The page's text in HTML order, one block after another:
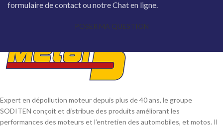
formulaire de contact ou notre Chat en ligne.
POSER MA QUESTION
Expert en dépollution moteur depuis plus de 40 ans, le groupe
SODITEN conçoit et distribue des produits améliorant les
performances des moteurs et l’entretien des automobiles, et motos. Il